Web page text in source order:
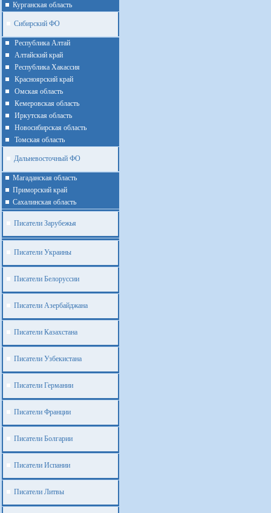
Курганская область
Сибирский ФО
Республика Алтай
Алтайcкий край
Республика Хакассия
Красноярский край
Омская область
Кемеровская область
Иркутская область
Новосибирская область
Томская область
Дальневосточный ФО
Магаданская область
Приморский край
Cахалинская область
Писатели Зарубежья
Писатели Украины
Писатели Белоруссии
Писатели Азербайджана
Писатели Казахстана
Писатели Узбекистана
Писатели Германии
Писатели Франции
Писатели Болгарии
Писатели Испании
Писатели Литвы